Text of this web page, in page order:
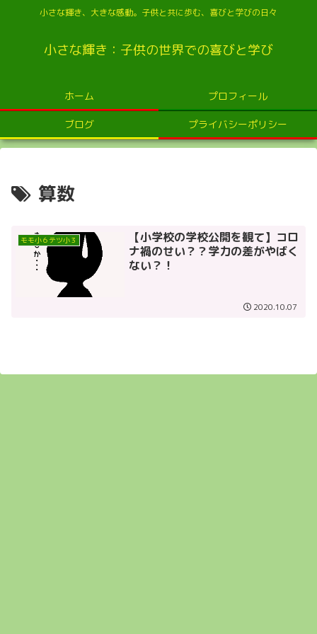
小さな輝き、大きな感動。子供と共に歩む、喜びと学びの日々
小さな輝き：子供の世界での喜びと学び
ホーム プロフィール
ブログ プライバシーポリシー
算数
モモ小６テツ小３
【小学校の学校公開を観て】コロ
ナ禍のせい？？学力の差がやばく
ない？！
2020.10.07